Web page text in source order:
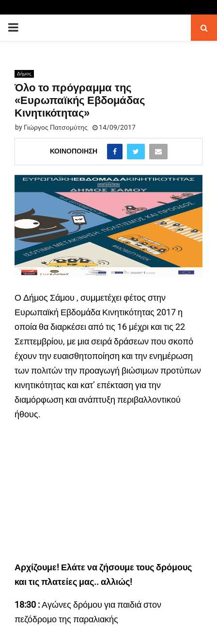
PRIMARY
Δήμος
Όλο το πρόγραμμα της
«Ευρωπαϊκής Εβδομάδας
Κινητικότητας»
by Γιώργος Πατσομύτης 14/09/2017
ΚΟΙΝΟΠΟΊΗΣΗ
Ο Δήμος Σάμου , συμμετέχει φέτος στην
Ευρωπαϊκή Εβδομάδα Κινητικότητας 2017 η
οποία θα διαρκέσει από τις 16 μέχρι και τις 22
Σεπτεμβρίου, με μια σειρά δράσεων που σκοπό
έχουν την ευαισθητοποίηση και την ενημέρωση
των πολιτών την προαγωγή βιώσιμων προτύπων
κινητικότητας και κατ’ επέκταση για την
διαμόρφωση και ανάπτυξη περιβαλλοντικού
ήθους.
Αρχίζουμε! Ελάτε να ζήσουμε τους δρόμους
και τις πλατείες μας.. αλλιώς!
18:30 :Αγώνες δρόμου για παιδιά στον
πεζόδρομο της παραλιακής